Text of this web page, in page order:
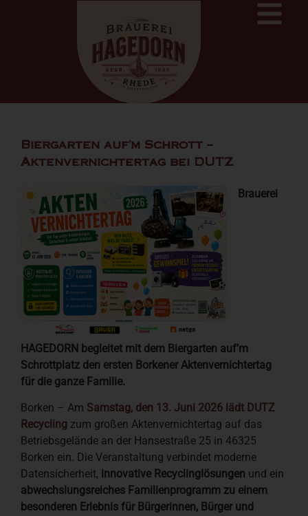
Biergarten auf’m Schrott –
Aktenvernichtertag bei DUTZ
Brauerei
HAGEDORN begleitet mit dem Biergarten auf’m
Schrottplatz den ersten Borkener Aktenvernichtertag
für die ganze Familie.
Borken – Am Samstag, den 13. Juni 2026 lädt DUTZ
Recycling zum großen Aktenvernichtertag auf das
Betriebsgelände an der Hansestraße 25 in 46325
Borken ein. Die Veranstaltung verbindet moderne
Datensicherheit, innovative Recyclinglösungen und ein
abwechslungsreiches Familienprogramm zu einem
besonderen Erlebnis für Bürgerinnen, Bürger und